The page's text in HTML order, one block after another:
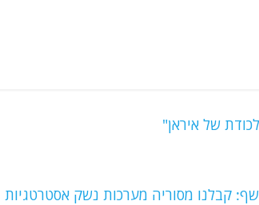
של איראן"
קבלנו מסוריה מערכות נשק אסטרטגיות